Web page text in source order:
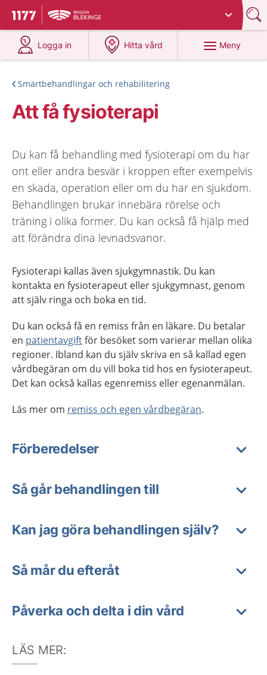
Till startsidan för 1177
Du har valt region
Logga in
på 1177.se
Hitta vård
på 1177.se
Meny
Smärtbehandlingar och rehabilitering
Att få fysioterapi
Du kan få behandling med fysioterapi om du har
ont eller andra besvär i kroppen efter exempelvis
en skada, operation eller om du har en sjukdom.
Behandlingen brukar innebära rörelse och
träning i olika former. Du kan också få hjälp med
att förändra dina levnadsvanor.
Fysioterapi kallas även sjukgymnastik. Du kan
kontakta en fysioterapeut eller sjukgymnast, genom
att själv ringa och boka en tid.
Du kan också få en remiss från en läkare. Du betalar
en patientavgiftför besöket som varierar mellan olika
regioner. Ibland kan du själv skriva en så kallad egen
vårdbegäran om du vill boka tid hos en fysioterapeut.
Det kan också kallas egenremiss eller egenanmälan.
Läs mer om remiss och egen vårdbegäran.
Förberedelser
Så går behandlingen till
Kan jag göra behandlingen själv?
Så mår du efteråt
Påverka och delta i din vård
LÄS MER: